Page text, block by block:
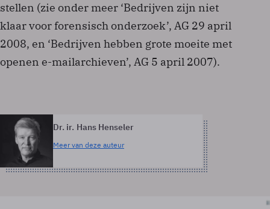
stellen (zie onder meer ‘Bedrijven zijn niet
klaar voor forensisch onderzoek’, AG 29 april
2008, en ‘Bedrijven hebben grote moeite met
openen e-mailarchieven’, AG 5 april 2007).
Dr. ir. Hans Henseler
Meer van deze auteur